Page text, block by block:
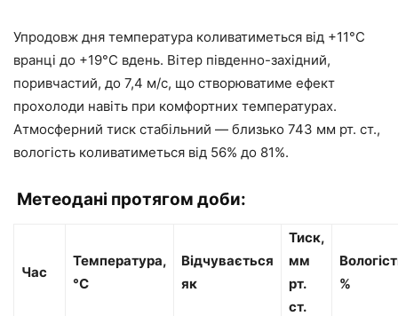
Упродовж дня температура коливатиметься від +11°C
вранці до +19°C вдень. Вітер південно-західний,
поривчастий, до 7,4 м/с, що створюватиме ефект
прохолоди навіть при комфортних температурах.
Атмосферний тиск стабільний — близько 743 мм рт. ст.,
вологість коливатиметься від 56% до 81%.
Метеодані протягом доби:
Час
Температура,
°C
Відчувається
як
Тиск,
мм
рт.
ст.
%